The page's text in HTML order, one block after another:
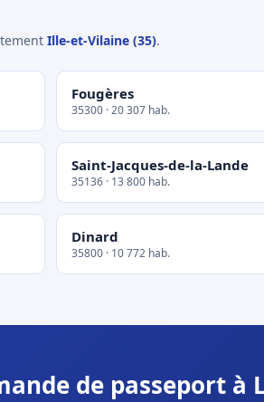
Ille-et-Vilaine (35).
Fougères
35300 · 20 307 hab.
Saint-Jacques-de-la-Lande
35136 · 13 800 hab.
Dinard
35800 · 10 772 hab.
de passeport à